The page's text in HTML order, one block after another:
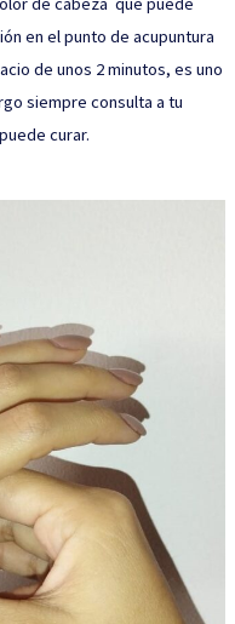
en el punto de acupuntura
de unos 2 minutos, es uno
siempre consulta a tu
curar.